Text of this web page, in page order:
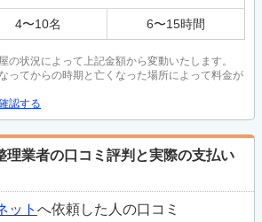
4〜10名 6〜15時間
状況によって上記金額から変動いたします。
ってからの時期と亡くなった場所によって料金が
認する
理業者の口コミ評判と実際の支払い
ット へ依頼した人の口コミ